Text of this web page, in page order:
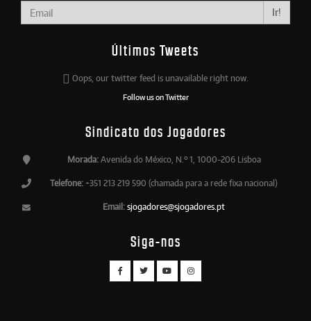
Ir!
Últimos Tweets
Oops, our twitter feed is unavailable right now.
Follow us on Twitter
Sindicato dos Jogadores
Morada:Avenida do México, N.º 1, 1000-206 Lisboa
Telefone: +351 213 219 590 (chamada para a rede fixa nacional)
Email: sjogadores@sjogadores.pt
Siga-nos